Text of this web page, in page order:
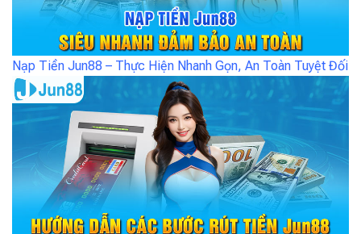
Nạp Tiền Jun88 – Thực Hiện Nhanh Gọn, An Toàn Tuyệt Đối